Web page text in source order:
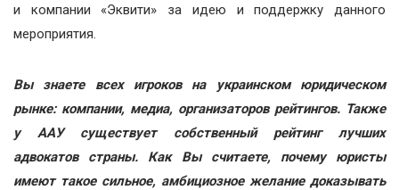
и компании «Эквити» за идею и поддержку данного
мероприятия.
Вы знаете всех игроков на украинском юридическом
рынке: компании, медиа, организаторов рейтингов. Также
у ААУ существует собственный рейтинг лучших
адвокатов страны. Как Вы считаете, почему юристы
имеют такое сильное, амбициозное желание доказывать